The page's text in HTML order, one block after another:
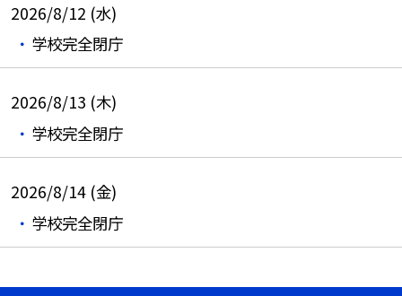
2026/8/12 (水)
学校完全閉庁
2026/8/13 (木)
学校完全閉庁
2026/8/14 (金)
学校完全閉庁